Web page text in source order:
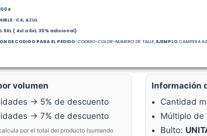
: C4, AZUL
6XL ( 4xl a 6xl, 30% adicional)
DE CODIGO PARA EL PEDIDO:CODIGO-COLOR-NUMERO DE TALLE, EJEMPLOCAMPERA
volumen
→ 5% de descuento
→ 7% de descuento
por el total del producto (sumando
Información
Cantidad
Múltiplo de
Bulto: